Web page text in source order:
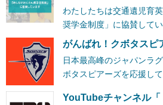
わたしたちは交通遺児育
奨学金制度」に協賛してい
がんばれ！クボタスピ
日本最高峰のジャパンラ
ボタスピアーズを応援して
YouTubeチャンネル「